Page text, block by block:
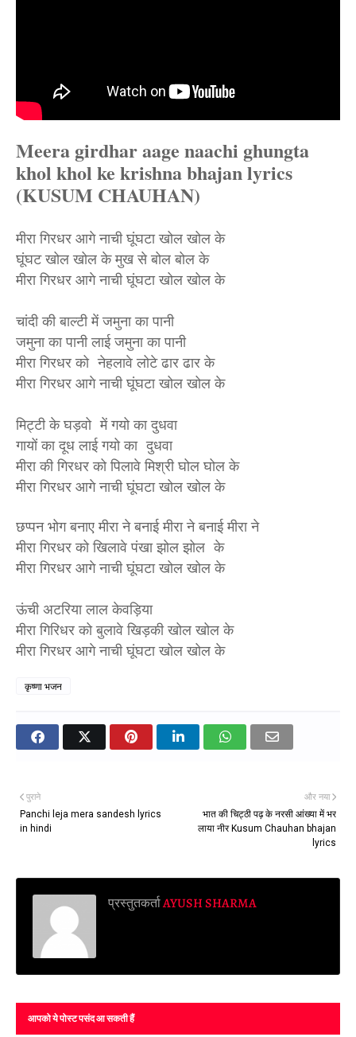
Meera girdhar aage naachi ghungta
khol khol ke krishna bhajan lyrics
(KUSUM CHAUHAN)
मीरा गिरधर आगे नाची घूंघटा खोल खोल के
घूंघट खोल खोल के मुख से बोल बोल के
मीरा गिरधर आगे नाची घूंघटा खोल खोल के
चांदी की बाल्टी में जमुना का पानी
जमुना का पानी लाई जमुना का पानी
मीरा गिरधर को नेहलावे लोटे ढार ढार के
मीरा गिरधर आगे नाची घूंघटा खोल खोल के
मिट्टी के घड़वो में गयो का दुधवा
गायों का दूध लाई गयो का दुधवा
मीरा की गिरधर को पिलावे मिश्री घोल घोल के
मीरा गिरधर आगे नाची घूंघटा खोल खोल के
छप्पन भोग बनाए मीरा ने बनाई मीरा ने बनाई मीरा ने
मीरा गिरधर को खिलावे पंखा झोल झोल के
मीरा गिरधर आगे नाची घूंघटा खोल खोल के
ऊंची अटरिया लाल केवड़िया
मीरा गिरिधर को बुलावे खिड़की खोल खोल के
मीरा गिरधर आगे नाची घूंघटा खोल खोल के
कृष्णा भजन
और नया
भात की चिट्ठी पढ़ के नरसी आंख्या में भर
लाया नीर Kusum Chauhan bhajan
lyrics
पुराने
Panchi leja mera sandesh lyrics
in hindi
प्रस्तुतकर्ताAYUSH SHARMA
आपको ये पोस्ट पसंद आ सकती हैं